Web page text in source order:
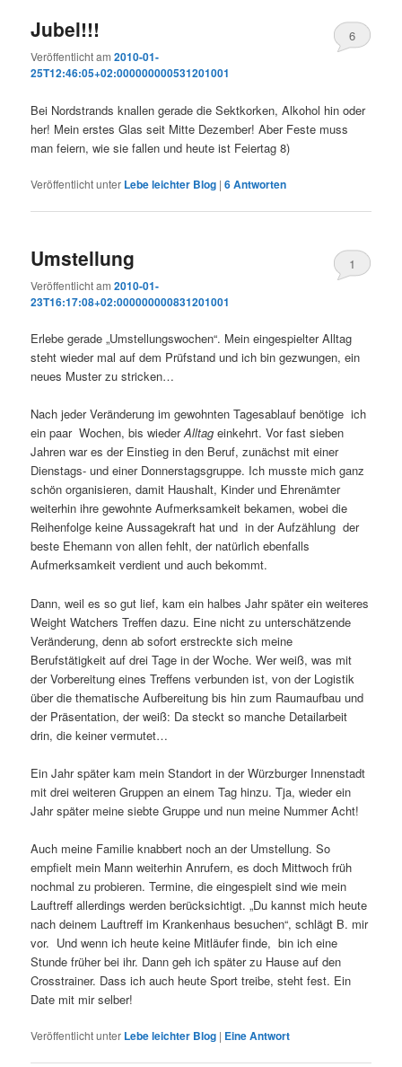
Jubel!!!
Veröffentlicht am2010-01-
25T12:46:05+02:000000000531201001
6
Bei Nordstrands knallen gerade die Sektkorken, Alkohol hin oder
her! Mein erstes Glas seit Mitte Dezember! Aber Feste muss
man feiern, wie sie fallen und heute ist Feiertag 8)
Veröffentlicht unter Lebe leichter Blog |6Antworten
Umstellung
Veröffentlicht am2010-01-
23T16:17:08+02:000000000831201001
1
Erlebe gerade „Umstellungswochen“. Mein eingespielter Alltag
steht wieder mal auf dem Prüfstand und ich bin gezwungen, ein
neues Muster zu stricken…
Nach jeder Veränderung im gewohnten Tagesablauf benötige ich
ein paar Wochen, bis wiederAlltageinkehrt. Vor fast sieben
Jahren war es der Einstieg in den Beruf, zunächst mit einer
Dienstags- und einer Donnerstagsgruppe. Ich musste mich ganz
schön organisieren, damit Haushalt, Kinder und Ehrenämter
weiterhin ihre gewohnte Aufmerksamkeit bekamen, wobei die
Reihenfolge keine Aussagekraft hat und in der Aufzählung der
beste Ehemann von allen fehlt, der natürlich ebenfalls
Aufmerksamkeit verdient und auch bekommt.
Dann, weil es so gut lief, kam ein halbes Jahr später ein weiteres
Weight Watchers Treffen dazu. Eine nicht zu unterschätzende
Veränderung, denn ab sofort erstreckte sich meine
Berufstätigkeit auf drei Tage in der Woche. Wer weiß, was mit
der Vorbereitung eines Treffens verbunden ist, von der Logistik
über die thematische Aufbereitung bis hin zum Raumaufbau und
der Präsentation, der weiß: Da steckt so manche Detailarbeit
drin, die keiner vermutet…
Ein Jahr später kam mein Standort in der Würzburger Innenstadt
mit drei weiteren Gruppen an einem Tag hinzu. Tja, wieder ein
Jahr später meine siebte Gruppe und nun meine Nummer Acht!
Auch meine Familie knabbert noch an der Umstellung. So
empfielt mein Mann weiterhin Anrufern, es doch Mittwoch früh
nochmal zu probieren. Termine, die eingespielt sind wie mein
Lauftreff allerdings werden berücksichtigt. „Du kannst mich heute
nach deinem Lauftreff im Krankenhaus besuchen“, schlägt B. mir
vor. Und wenn ich heute keine Mitläufer finde, bin ich eine
Stunde früher bei ihr. Dann geh ich später zu Hause auf den
Crosstrainer. Dass ich auch heute Sport treibe, steht fest. Ein
Date mit mir selber!
Veröffentlicht unter Lebe leichter Blog | EineAntwort